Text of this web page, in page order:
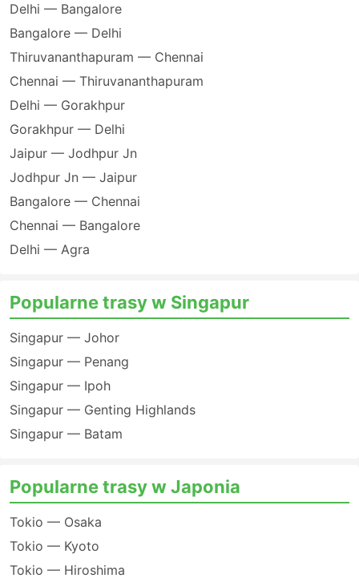
Delhi — Bangalore
Bangalore — Delhi
Thiruvananthapuram — Chennai
Chennai — Thiruvananthapuram
Delhi — Gorakhpur
Gorakhpur — Delhi
Jaipur — Jodhpur Jn
Jodhpur Jn — Jaipur
Bangalore — Chennai
Chennai — Bangalore
Delhi — Agra
Popularne trasy w Singapur
Singapur — Johor
Singapur — Penang
Singapur — Ipoh
Singapur — Genting Highlands
Singapur — Batam
Popularne trasy w Japonia
Tokio — Osaka
Tokio — Kyoto
Tokio — Hiroshima